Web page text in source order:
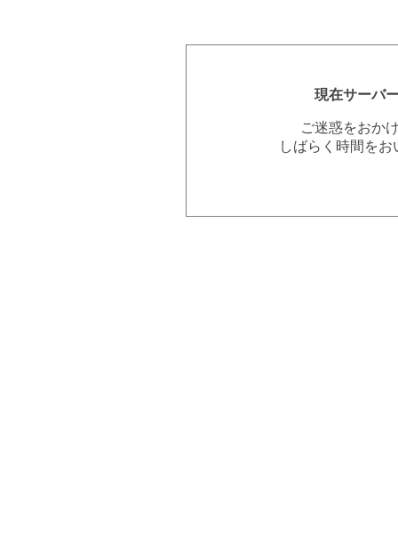
現在サーバ
ご迷惑をおか
しばらく時間を